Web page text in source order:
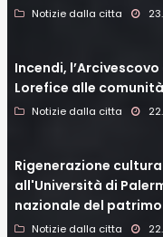
Notizie dalla citta
Incendi,
Lorefice alle
Notizie dalla citta
Rigenerazione
all'Università di
nazionale del
Notizie dalla citta